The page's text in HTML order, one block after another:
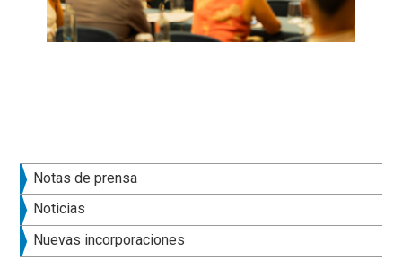
Barra
lateral
principal
Notas de prensa
Noticias
Nuevas incorporaciones